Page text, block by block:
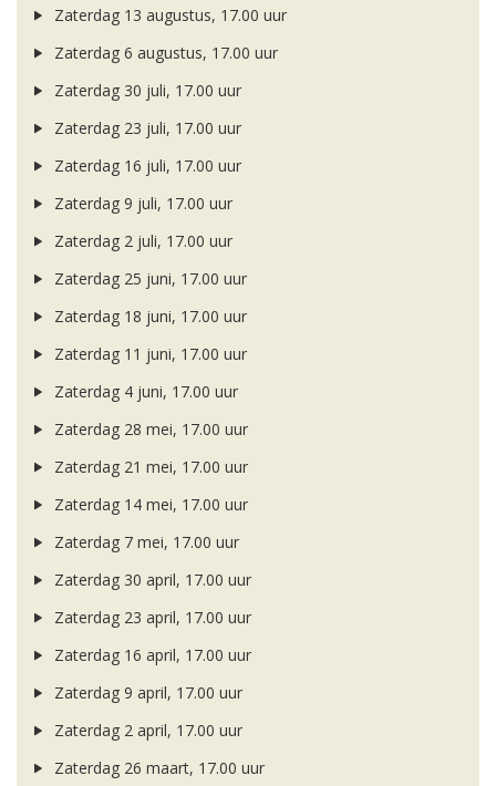
Zaterdag 13 augustus, 17.00 uur
Zaterdag 6 augustus, 17.00 uur
Zaterdag 30 juli, 17.00 uur
Zaterdag 23 juli, 17.00 uur
Zaterdag 16 juli, 17.00 uur
Zaterdag 9 juli, 17.00 uur
Zaterdag 2 juli, 17.00 uur
Zaterdag 25 juni, 17.00 uur
Zaterdag 18 juni, 17.00 uur
Zaterdag 11 juni, 17.00 uur
Zaterdag 4 juni, 17.00 uur
Zaterdag 28 mei, 17.00 uur
Zaterdag 21 mei, 17.00 uur
Zaterdag 14 mei, 17.00 uur
Zaterdag 7 mei, 17.00 uur
Zaterdag 30 april, 17.00 uur
Zaterdag 23 april, 17.00 uur
Zaterdag 16 april, 17.00 uur
Zaterdag 9 april, 17.00 uur
Zaterdag 2 april, 17.00 uur
Zaterdag 26 maart, 17.00 uur